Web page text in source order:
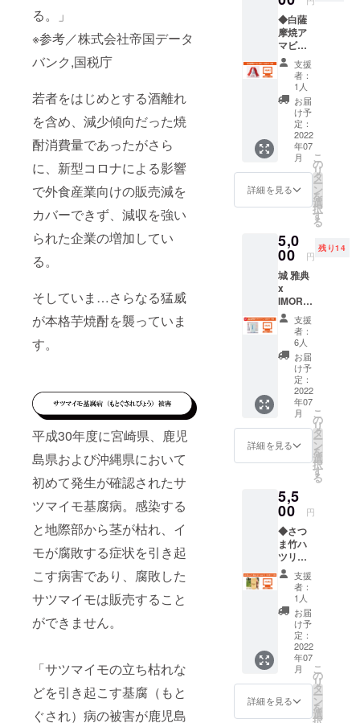
る。」
※参考／株式会社帝国データ
バンク,国税庁
若者をはじめとする酒離れ
を含め、減少傾向だった焼
酎消費量であったがさら
に、新型コロナによる影響
で外食産業向けの販売減を
カバーできず、減収を強い
られた企業の増加してい
る。
そしていま…さらなる猛威
が本格芋焼酎を襲っていま
す。
平成30年度に宮崎県、鹿児
島県および沖縄県において
初めて発生が確認されたサ
ツマイモ基腐病。感染する
と地際部から茎が枯れ、イ
モが腐敗する症状を引き起
こす病害であり、腐敗した
サツマイモは販売すること
ができません。
「サツマイモの立ち枯れな
どを引き起こす基腐（もと
ぐされ）病の被害が鹿児島
焼酎がGFD
でも屈指の
販売量とな
るのは嬉し
鹿児島を飲
食から本気
で盛り上げ
る覚悟の組
学』を社内
2015.12
鹿児島の冬
の風物詩を
創るため
に、『 鹿児
島クリスマ
スマーケッ
ト』初開催
☆
BIGダディー
みたいな島
国生活に憧
れスタッフ
の福利厚生
も兼ねた協
同出店【 石
垣ヴィレッ
＆カビラ 】
をオープ
量〉
50g（常
温）
〈サイ
ズ〉横
40mm×
40mm×
高さ
55mm
******H
Pへのお
名前記
載につ
いて
****** ・
株式会
ドフェ
ローズ
ダイニ
ングの
HP内に
お名前
を掲載
致しま
す（希
望者の
み／
ニック
ネーム
可）。
・掲載
可能な
お名前
（又は
ニック
ム）を
10文字
以内で
備考欄
へご記
入くだ
さい。
・掲載
不要の
方は備
考欄へ
【不
要】と
ご記入
くださ
い。 ・
公序良
俗に反
す。 何
より、
天然素
材で味
わう雰
囲気が
和みや
癒しを
感じさ
せ、笑
顔にさ
せてく
れそう
テムで
す。
名前記
載につ
いて
****** ・
株式会
社グッ
ドフェ
ローズ
ダイニ
ングの
HP内に
お名前
を掲載
致しま
す（希
み／
ニック
可）。
・掲載
可能な
お名前
（又は
ニック
ネー
ム）を
10文字
以内で
備考欄
へご記
入くだ
さい。
・掲載
不要の
方は備
考欄へ
スなど
にも何
度でも
使用で
き、軽
くで割
れる心
配が少
ないの
でご年
配や子
供さ
ん、人
ウトド
アにも
りま
す。 何
より、
天然素
材で味
わう雰
囲気が
和みや
癒しを
感じさ
せ、笑
顔にさ
せてく
れそう
なアイ
す。
******H
Pへのお
載につ
いて
****** ・
株式会
社グッ
ドフェ
ローズ
ダイニ
ングの
HP内に
お名前
を掲載
致しま
す（希
望者の
ニック
ネーム
望者の
み／
ニック
ネーム
可）。
・掲載
可能な
お名前
（又は
ニック
ネー
ム）を
10文字
以内で
備考欄
・掲載
不要の
方は備
考欄へ
【不
要】と
ご記入
くださ
い。 ・
公序良
俗に反
さない
お名前
でお願
い致し
中で光
るもの
が現
れ、役
人が赴
いたと
ころ姿
を現
し、
「私は
海中に
住むア
マビエ
と申す
者な
諸国で
豊作が
続く」
「疫病
がはや
れば、
早々に
わたし
の姿を
写し、
人々に
見せな
さい」
と告
げ、海
へと
戻って
Wikiped
ia）
******H
Pへのお
名前記
載につ
いて
****** ・
株式会
社グッ
ドフェ
ローズ
ダイニ
ングの
HP内に
を掲載
致しま
◆白薩
摩焼ア
マビエ
（赤）
w5cm×
h5cm程
度 ・素
材:天草
陶石(熊
本産）
・江戸
時代、
肥後国
（熊
本）の
海に現
怪。毎
夜、海
中で光
るもの
が現
れ、役
人が赴
いたと
ころ姿
を現
し、
「私は
海中に
住むア
マビエ
と申す
者な
諸国で
豊作が
続く」
「疫病
がはや
れば、
早々に
わたし
の姿を
写し、
人々に
見せな
さい」
と告
げ、海
へと
戻って
支援
者：
1人
お届
け予
定：
2022
年07
月
詳細を見る
こ
の
リ
タ
ー
ン
を
選
択
す
る
5,0
00 円
残り14
城 雅典
x
IMORO
CK焼酎
カップ
◆容
量:300c
c ◆素
材:磁器
（天草
陶石）
◆鋳込
み成形
◆焼成
温度
1260℃
窯還元
焼成）
◆直径
80mm
高さ
100mm
お湯(水)
割の目
盛り
（下か
ら4割・
5割・6
割）の
反対側
IMORO
CKの限
支援
者：
6人
お届
け予
定：
2022
年07
月
詳細を見る
こ
の
リ
タ
ー
ン
を
選
択
す
る
5,5
00 円
◆さつ
ま竹ハ
ツリ
トール
カップ
（文字
ロゴ
ver）
竹林面
積日本
一の鹿
児島
県。 竹
の形状
を最も
支援
者：
1人
お届
け予
定：
2022
年07
月
詳細を見る
こ
の
リ
タ
ー
ン
を
選
択